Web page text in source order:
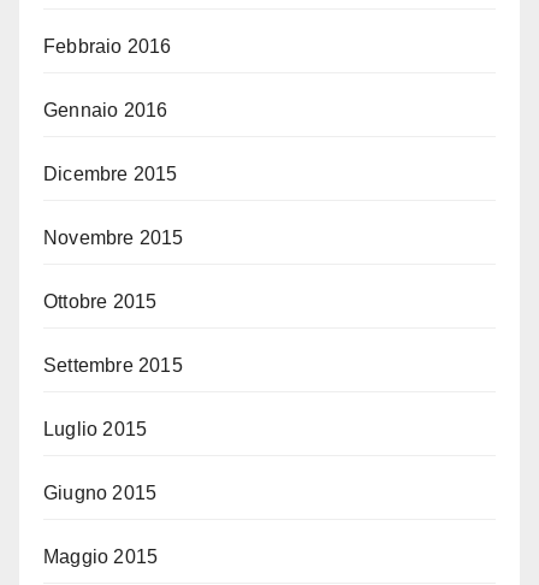
Febbraio 2016
Gennaio 2016
Dicembre 2015
Novembre 2015
Ottobre 2015
Settembre 2015
Luglio 2015
Giugno 2015
Maggio 2015